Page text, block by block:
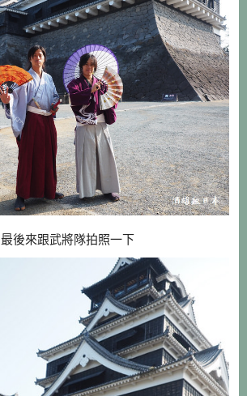
最後來跟武將隊拍照一下